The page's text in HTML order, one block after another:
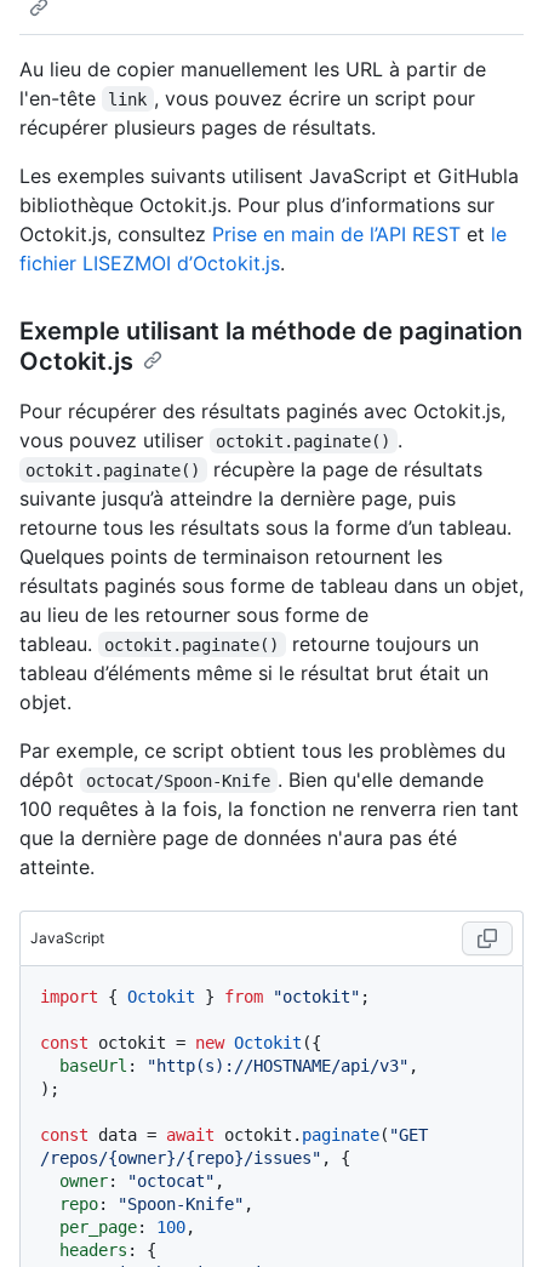
Au lieu de copier manuellement les URL à partir de
l'en-tête
link , vous pouvez écrire un script pour
récupérer plusieurs pages de résultats.
Les exemples suivants utilisent JavaScript et GitHubla
bibliothèque Octokit.js. Pour plus d’informations sur
Octokit.js, consultez Prise en main de l’API REST et le
fichier LISEZMOI d’Octokit.js.
Exemple utilisant la méthode de pagination
Octokit.js
Pour récupérer des résultats paginés avec Octokit.js,
vous pouvez utiliser
octokit.paginate() .
octokit.paginate()
récupère la page de résultats
suivante jusqu’à atteindre la dernière page, puis
retourne tous les résultats sous la forme d’un tableau.
Quelques points de terminaison retournent les
résultats paginés sous forme de tableau dans un objet,
au lieu de les retourner sous forme de
tableau.
octokit.paginate()
retourne toujours un
tableau d’éléments même si le résultat brut était un
objet.
Par exemple, ce script obtient tous les problèmes du
dépôt
octocat/Spoon-Knife . Bien qu'elle demande
100 requêtes à la fois, la fonction ne renverra rien tant
que la dernière page de données n'aura pas été
atteinte.
JavaScript
import { Octokit } from "octokit" ;
const octokit = new Octokit ({
baseUrl : "http(s)://HOSTNAME/api/v3" ,
);
const data = await octokit. paginate( "GET
/repos/{owner}/{repo}/issues" , {
owner: "octocat" ,
repo: "Spoon-Knife" ,
per_page: 100,
headers : {